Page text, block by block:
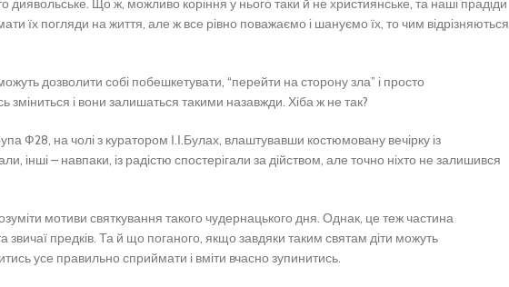
диявольське. Що ж, можливо коріння у нього таки й не християнське, та наші прадіди
їх погляди на життя, але ж все рівно поважаємо і шануємо їх, то чим відрізняються
дозволити собі побешкетувати, “перейти на сторону зла” і просто
і вони залишаться такими назавжди. Хіба ж не так?
Ф28, на чолі з куратором І.І.Булах, влаштувавши костюмовану вечірку із
інші – навпаки, із радістю спостерігали за дійством, але точно ніхто не залишився
мотиви святкування такого чудернацького дня. Однак, це теж частина
звичаї предків. Та й що поганого, якщо завдяки таким святам діти можуть
усе правильно сприймати і вміти вчасно зупинитись.